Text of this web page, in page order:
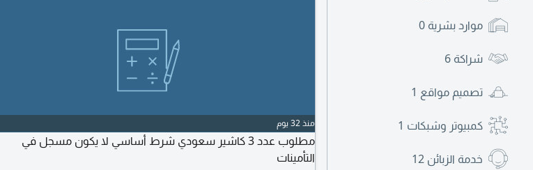
موارد بشرية 0
شراكة 6
تصميم مواقع 1
كمبيوتر وشبكات 1
خدمة الزبائن 12
منذ 32 يوم
مطلوب عدد 3 كاشير سعودي شرط أساسي لا يكون مسجل في
التأمينات